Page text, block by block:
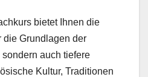
bietet Ihnen die
die Grundlagen der
auch tiefere
Kultur, Traditionen